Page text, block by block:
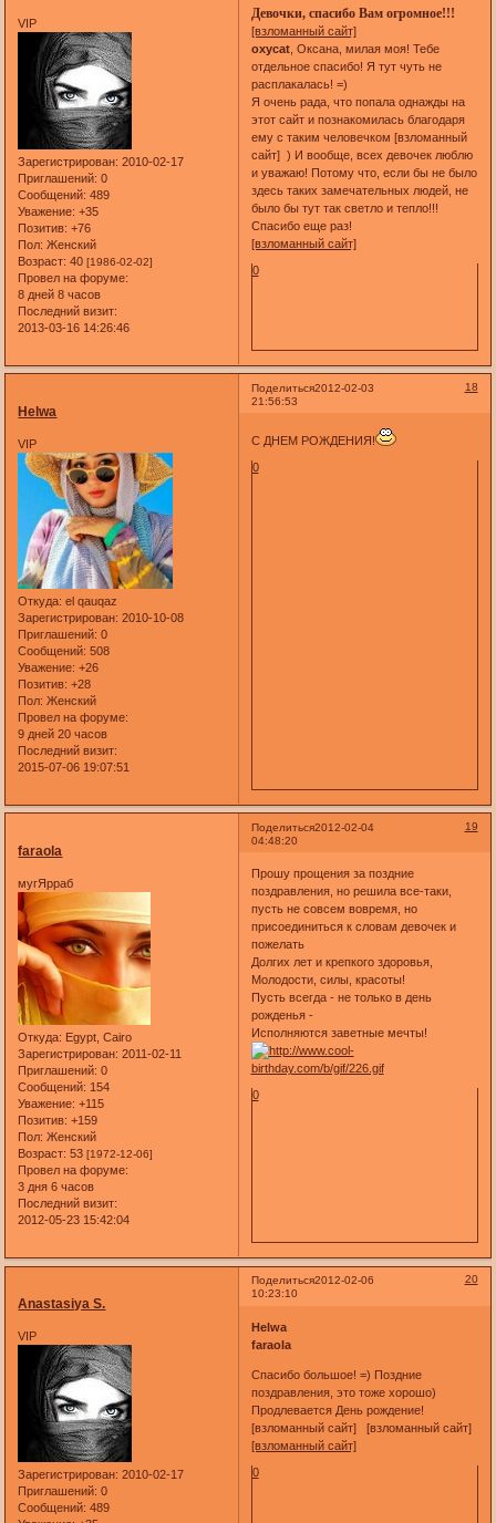
VIP
Зарегистрирован: 2010-02-17
Приглашений: 0
Сообщений: 489
Уважение: +35
Позитив: +76
Пол: Женский
Возраст: 40[1986-02-02]
Провел на форуме:
8 дней 8 часов
Последний визит:
2013-03-16 14:26:46
Девочки, спасибо Вам огромное!!!
[взломанный сайт]
oxycat, Оксана, милая моя! Тебе
отдельное спасибо! Я тут чуть не
расплакалась! =)
Я очень рада, что попала однажды на
этот сайт и познакомилась благодаря
ему с таким человечком [взломанный
сайт] ) И вообще, всех девочек люблю
и уважаю! Потому что, если бы не было
здесь таких замечательных людей, не
было бы тут так светло и тепло!!!
Спасибо еще раз!
[взломанный сайт]
0
Поделиться 18
2012-02-03
21:56:53
Helwa
VIP
Откуда: el qauqaz
Зарегистрирован: 2010-10-08
Приглашений: 0
Сообщений: 508
Уважение: +26
Позитив: +28
Пол: Женский
Провел на форуме:
9 дней 20 часов
Последний визит:
2015-07-06 19:07:51
С ДНЕМ РОЖДЕНИЯ!
0
Поделиться 19
2012-02-04
04:48:20
faraola
мугЯрраб
Откуда: Egypt, Cairo
Зарегистрирован: 2011-02-11
Приглашений: 0
Сообщений: 154
Уважение: +115
Позитив: +159
Пол: Женский
Возраст: 53[1972-12-06]
Провел на форуме:
3 дня 6 часов
Последний визит:
2012-05-23 15:42:04
Прошу прощения за поздние
поздравления, но решила все-таки,
пусть не совсем вовремя, но
присоединиться к словам девочек и
пожелать
Долгих лет и крепкого здоровья,
Молодости, силы, красоты!
Пусть всегда - не только в день
рожденья -
Исполняются заветные мечты!
0
Поделиться 20
2012-02-06
10:23:10
Anastasiya S.
VIP
Зарегистрирован: 2010-02-17
Приглашений: 0
Сообщений: 489
Helwa
faraola
Спасибо большое! =) Поздние
поздравления, это тоже хорошо)
Продлевается День рождение!
[взломанный сайт] [взломанный сайт]
[взломанный сайт]
0